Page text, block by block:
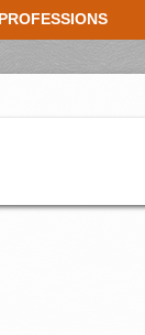
PROFESSIONS